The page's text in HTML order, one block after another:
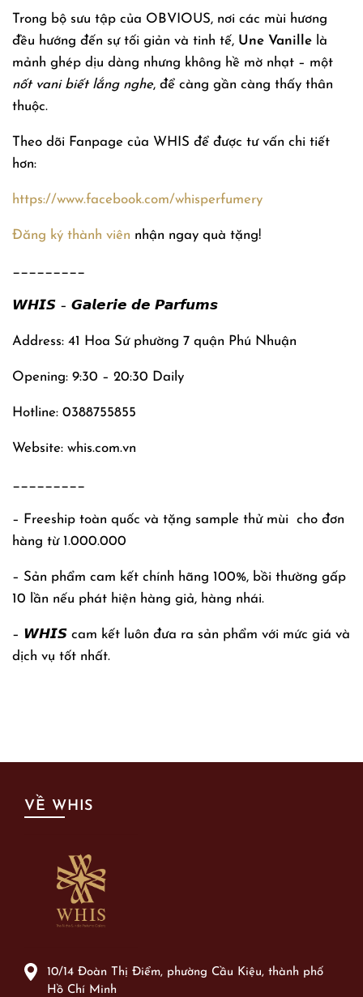
Trong bộ sưu tập của OBVIOUS, nơi các mùi hương
đều hướng đến sự tối giản và tinh tế, Une Vanille là
mảnh ghép dịu dàng nhưng không hề mờ nhạt – một
nốt vani biết lắng nghe, để càng gần càng thấy thân
thuộc.
Theo dõi Fanpage của WHIS để được tư vấn chi tiết
hơn:
https://www.facebook.com/whisperfumery
Đăng ký thành viên nhận ngay quà tặng!
_________
𝙒𝙃𝙄𝙎 – 𝙂𝙖𝙡𝙚𝙧𝙞𝙚 𝙙𝙚 𝙋𝙖𝙧𝙛𝙪𝙢𝙨
Address: 41 Hoa Sứ phường 7 quận Phú Nhuận
Opening: 9:30 – 20:30 Daily
Hotline: 0388755855
Website: whis.com.vn
_________
– Freeship toàn quốc và tặng sample thử mùi
cho đơn
hàng từ 1.000.000
– Sản phẩm cam kết chính hãng 100%, bồi thường gấp
10 lần nếu phát hiện hàng giả, hàng nhái.
– 𝙒𝙃𝙄𝙎 cam kết luôn đưa ra sản phẩm với mức giá và
dịch vụ tốt nhất.
VỀ WHIS
10/14 Đoàn Thị Điểm, phường Cầu Kiệu, thành phố
Hồ Chí Minh